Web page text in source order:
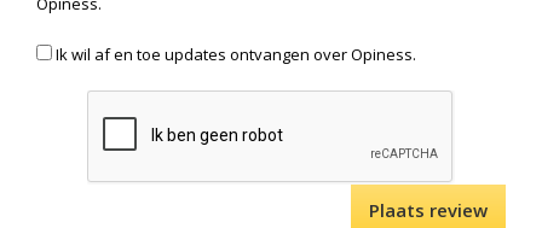
Ik wil af en toe updates ontvangen over Opiness.